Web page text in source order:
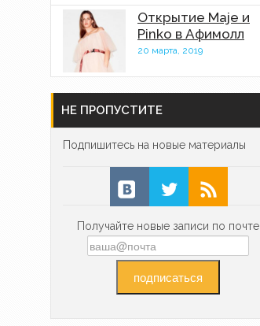
Открытие Maje и
Pinko в Афимолл
20 марта, 2019
НЕ ПРОПУСТИТЕ
Подпишитесь на новые материалы
Получайте новые записи по почте